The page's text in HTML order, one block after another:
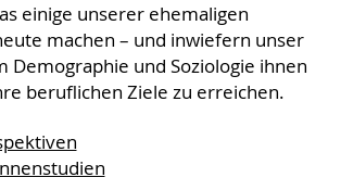
einige unserer ehemaligen
machen – und inwiefern unser
Demographie und Soziologie ihnen
beruflichen Ziele zu erreichen.